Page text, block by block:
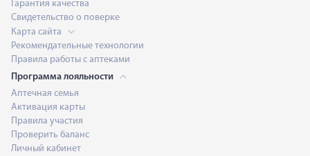
Гарантия качества
Свидетельство о поверке
Карта сайта
Рекомендательные технологии
Правила работы с аптеками
Программа лояльности
Аптечная семья
Активация карты
Правила участия
Проверить баланс
Личный кабинет